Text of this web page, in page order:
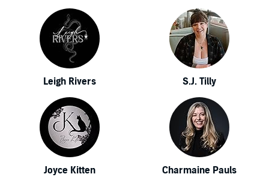
Leigh Rivers S.J. Tilly
Joyce Kitten Charmaine Pauls